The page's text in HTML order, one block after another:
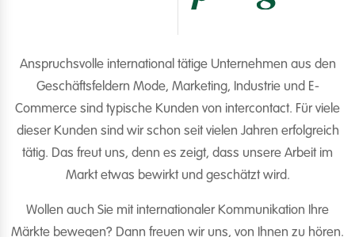
Anspruchsvolle international tätige Unternehmen aus den
Geschäftsfeldern Mode, Marketing, Industrie und E-
Commerce sind typische Kunden von intercontact. Für viele
dieser Kunden sind wir schon seit vielen Jahren erfolgreich
tätig. Das freut uns, denn es zeigt, dass unsere Arbeit im
Markt etwas bewirkt und geschätzt wird.
Wollen auch Sie mit internationaler Kommunikation Ihre
Märkte bewegen? Dann freuen wir uns, von Ihnen zu hören.